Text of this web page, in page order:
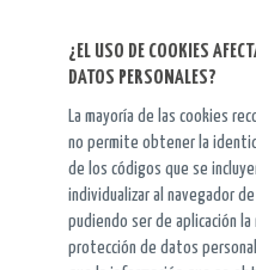
¿EL USO DE COOKIES
DATOS PERSONALES?
La mayoría de las cookies
no permite obtener la
de los códigos que se
individualizar al navegador
pudiendo ser de aplicación
protección de datos